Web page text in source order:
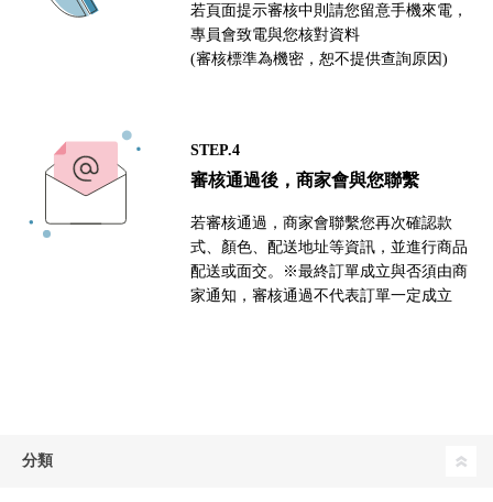
若頁面提示審核中則請您留意手機來電，
專員會致電與您核對資料
(審核標準為機密，恕不提供查詢原因)
STEP.4
審核通過後，商家會與您聯繫
若審核通過，商家會聯繫您再次確認款
式、顏色、配送地址等資訊，並進行商品
配送或面交。※最終訂單成立與否須由商
家通知，審核通過不代表訂單一定成立
分類